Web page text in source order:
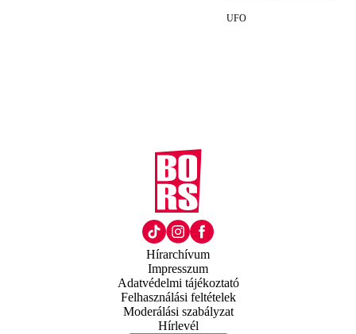
UFO
Hírarchívum
Impresszum
Adatvédelmi tájékoztató
Felhasználási feltételek
Moderálási szabályzat
Hírlevél